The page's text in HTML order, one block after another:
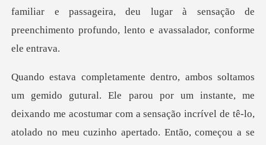
familiar e passageira, de
le parou por um instante, me
deixando me acostumar com a sensação incrí